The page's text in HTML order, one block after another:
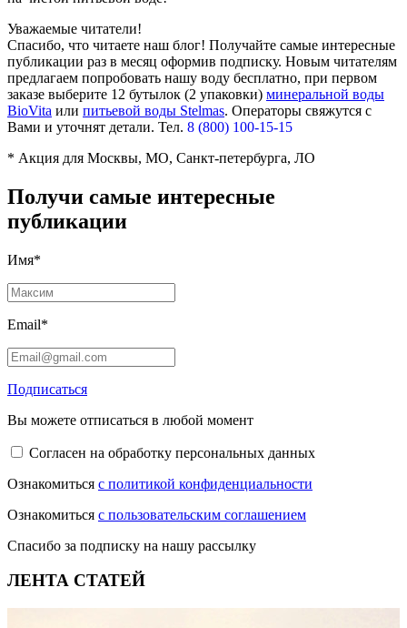
Уважаемые читатели!
Спасибо, что читаете наш блог! Получайте самые интересные
публикации раз в месяц оформив подписку. Новым читателям
предлагаем попробовать нашу воду бесплатно, при первом
заказе выберите 12 бутылок (2 упаковки) минеральной воды
BioVita или питьевой воды Stelmas. Операторы свяжутся с
Вами и уточнят детали. Тел. 8 (800) 100-15-15
* Акция для Москвы, МО, Санкт-петербурга, ЛО
Получи самые интересные
публикации
Имя*
Email*
Подписаться
Вы можете отписаться в любой момент
Согласен на обработку персональных данных
Ознакомиться с политикой конфиденциальности
Ознакомиться с пользовательским соглашением
Спасибо за подписку на нашу рассылку
ЛЕНТА СТАТЕЙ